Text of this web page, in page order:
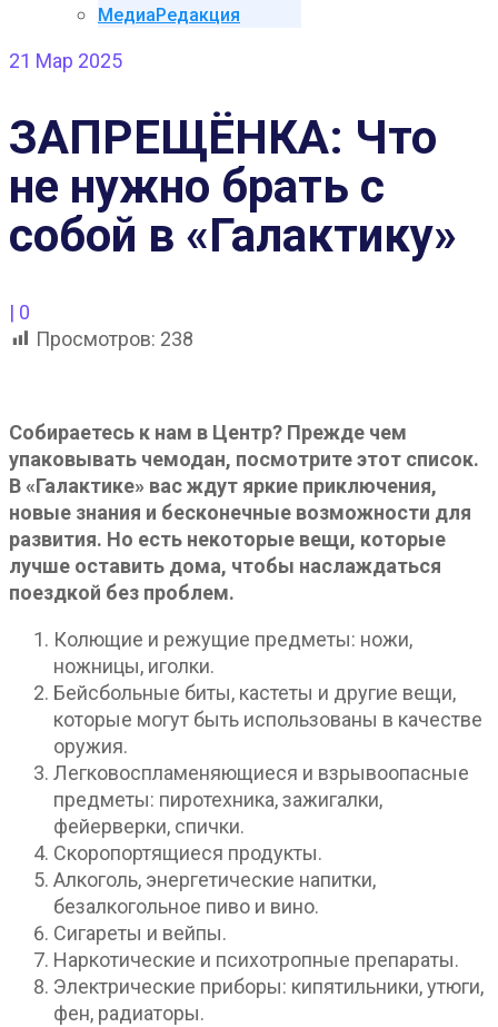
МедиаРедакция
21 Мар 2025
ЗАПРЕЩЁНКА: Что
не нужно брать с
собой в «Галактику»
| 0
Просмотров: 238
Собираетесь к нам в Центр? Прежде чем
упаковывать чемодан, посмотрите этот список.
В «Галактике» вас ждут яркие приключения,
новые знания и бесконечные возможности для
развития. Но есть некоторые вещи, которые
лучше оставить дома, чтобы наслаждаться
поездкой без проблем.
Колющие и режущие предметы: ножи,
ножницы, иголки.
Бейсбольные биты, кастеты и другие вещи,
которые могут быть использованы в качестве
оружия.
Легковоспламеняющиеся и взрывоопасные
предметы: пиротехника, зажигалки,
фейерверки, спички.
Скоропортящиеся продукты.
Алкоголь, энергетические напитки,
безалкогольное пиво и вино.
Сигареты и вейпы.
Наркотические и психотропные препараты.
Электрические приборы: кипятильники, утюги,
фен, радиаторы.